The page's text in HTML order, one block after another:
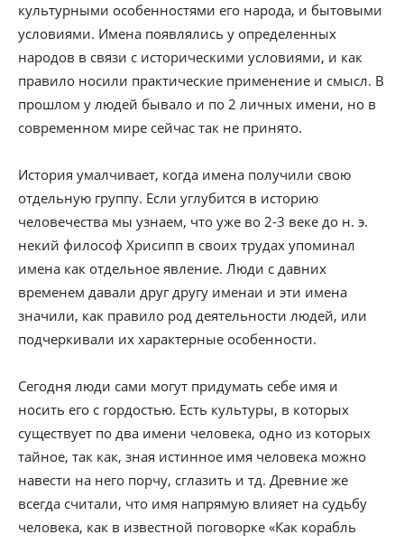
культурными особенностями его народа, и бытовыми
условиями. Имена появлялись у определенных
народов в связи с историческими условиями, и как
правило носили практические применение и смысл. В
прошлом у людей бывало и по 2 личных имени, но в
современном мире сейчас так не принято.
История умалчивает, когда имена получили свою
отдельную группу. Если углубится в историю
человечества мы узнаем, что уже во 2-3 веке до н. э.
некий философ Хрисипп в своих трудах упоминал
имена как отдельное явление. Люди с давних
временем давали друг другу именаи и эти имена
значили, как правило род деятельности людей, или
подчеркивали их характерные особенности.
Сегодня люди сами могут придумать себе имя и
носить его с гордостью. Есть культуры, в которых
существует по два имени человека, одно из которых
тайное, так как, зная истинное имя человека можно
навести на него порчу, сглазить и тд. Древние же
всегда считали, что имя напрямую влияет на судьбу
человека, как в известной поговорке «Как корабль